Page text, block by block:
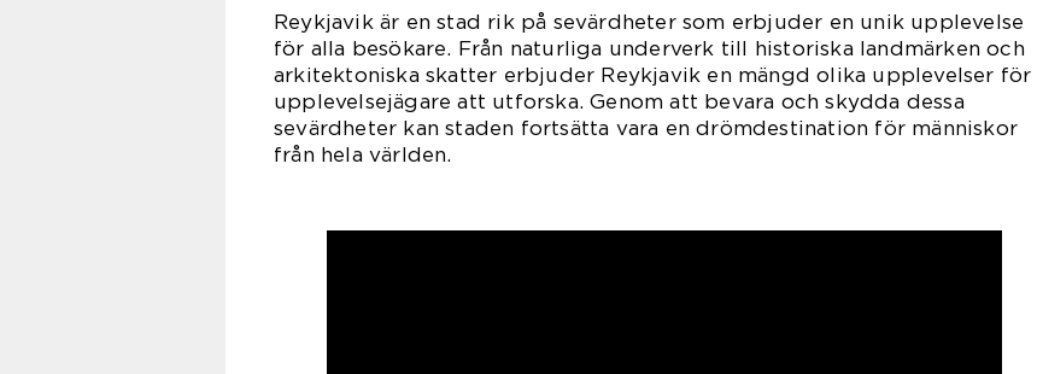
Reykjavik är en stad rik på sevärdheter som erbjuder en unik upplevelse
för alla besökare. Från naturliga underverk till historiska landmärken och
arkitektoniska skatter erbjuder Reykjavik en mängd olika upplevelser för
upplevelsejägare att utforska. Genom att bevara och skydda dessa
sevärdheter kan staden fortsätta vara en drömdestination för människor
från hela världen.